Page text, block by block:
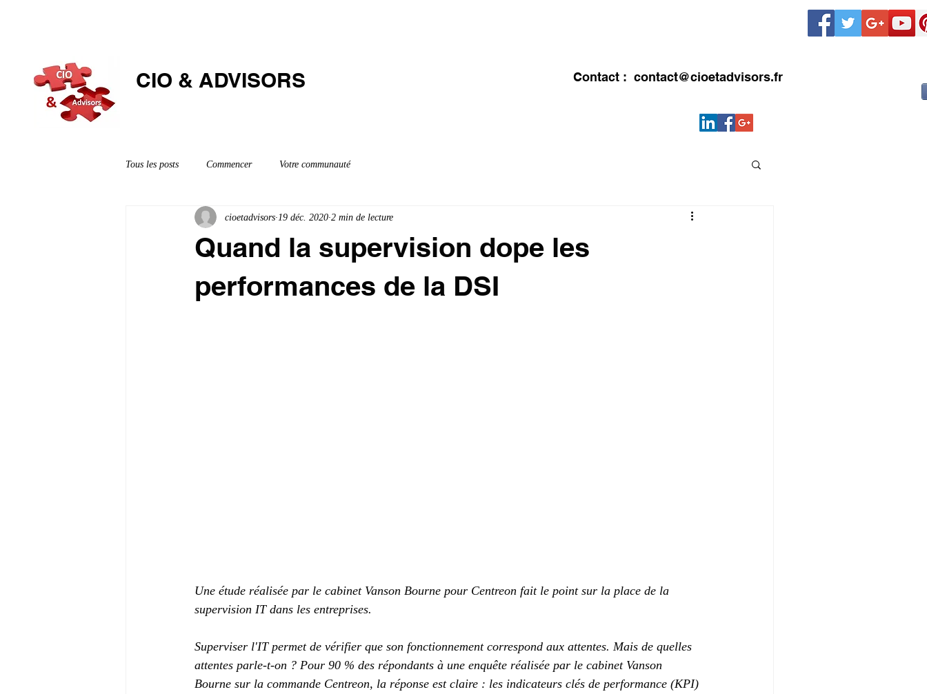
CIO & ​ADVISORS Contact : contact@cioetadvisors.fr
Tous les posts Commencer Votre communauté
Quand la supervision dope les
performances de la DSI
cioetadvisors 19 déc. 2020 2 min de lecture
Une étude réalisée par le cabinet Vanson Bourne pour Centreon fait le point sur la place de la
supervision IT dans les entreprises.
Superviser l'IT permet de vérifier que son fonctionnement correspond aux attentes. Mais de quelles
attentes parle-t-on ? Pour 90 % des répondants à une enquête réalisée par le cabinet Vanson
Bourne sur la commande Centreon, la réponse est claire : les indicateurs clés de performance (KPI)